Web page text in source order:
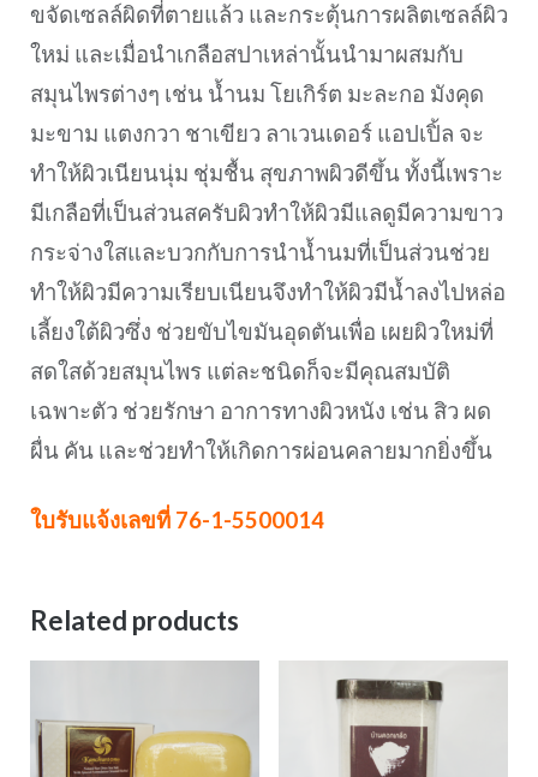
ขจัดเซลล์ผิดที่ตายแล้ว และกระตุ้นการผลิตเซลล์ผิว
ใหม่ และเมื่อนำเกลือสปาเหล่านั้นนำมาผสมกับ
สมุนไพรต่างๆ เช่น น้ำนม โยเกิร์ต มะละกอ มังคุด
มะขาม แตงกวา ชาเขียว ลาเวนเดอร์ แอปเปิ้ล จะ
ทำให้ผิวเนียนนุ่ม ชุ่มชื้น สุขภาพผิวดีขึ้น ทั้งนี้เพราะ
มีเกลือที่เป็นส่วนสครับผิวทำให้ผิวมีแลดูมีความขาว
กระจ่างใสและบวกกับการนำน้ำนมที่เป็นส่วนช่วย
ทำให้ผิวมีความเรียบเนียนจึงทำให้ผิวมีน้ำลงไปหล่อ
เลี้ยงใต้ผิวซึ่ง ช่วยขับไขมันอุดตันเพื่อ เผยผิวใหม่ที่
สดใสด้วยสมุนไพร แต่ละชนิดก็จะมีคุณสมบัติ
เฉพาะตัว ช่วยรักษา อาการทางผิวหนัง เช่น สิว ผด
ผื่น คัน และช่วยทำให้เกิดการผ่อนคลายมากยิ่งขึ้น
ใบรับแจ้งเลขที่ 76-1-5500014
Related products